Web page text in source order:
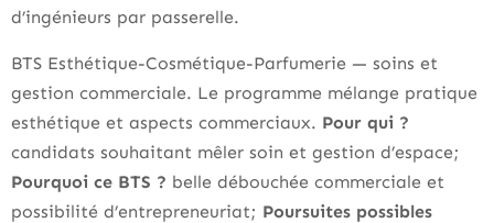
d’ingénieurs par passerelle.
BTS Esthétique-Cosmétique-Parfumerie — soins et
gestion commerciale. Le programme mélange pratique
esthétique et aspects commerciaux. Pour qui ?
candidats souhaitant mêler soin et gestion d’espace;
Pourquoi ce BTS ? belle débouchée commerciale et
possibilité d’entrepreneuriat; Poursuites possibles